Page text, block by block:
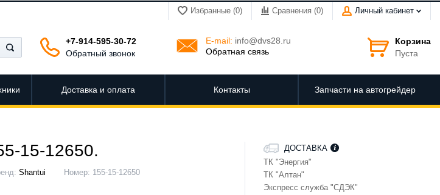
Избранные (0) Сравнения (0) Личный кабинет
+7-914-595-30-72
Обратный звонок
E-mail: info@dvs28.ru
Обратная связь
Корзина
Пуста
Доставка и оплата Контакты Запчасти на автогрейдер
15-12650.
Shantui Номер: 155-15-12650
ДОСТАВКА
ТК "Энергия"
ТК "Алтан"
Экспресс служба "СДЭК"